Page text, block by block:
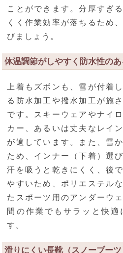
ことができます。分厚すぎ
くく作業効率が落ちるため
びましょう。
体温調節がしやすく防水性の
上着もズボンも、雪が付着
る防水加工や撥水加工が施
です。スキーウェアやナイ
カー、あるいは丈夫なレイ
が適しています。また、雪
ため、インナー（下着）選
汗を吸うと乾きにくく、後
やすいため、ポリエステル
たスポーツ用のアンダーウ
間の作業でもサラッと快適
す。
滑りにくい長靴（スノーブーツ